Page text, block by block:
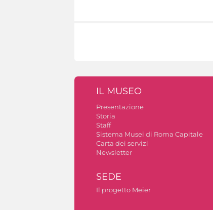
IL MUSEO
Presentazione
Storia
Staff
Sistema Musei di Roma Capitale
Carta dei servizi
Newsletter
SEDE
Il progetto Meier